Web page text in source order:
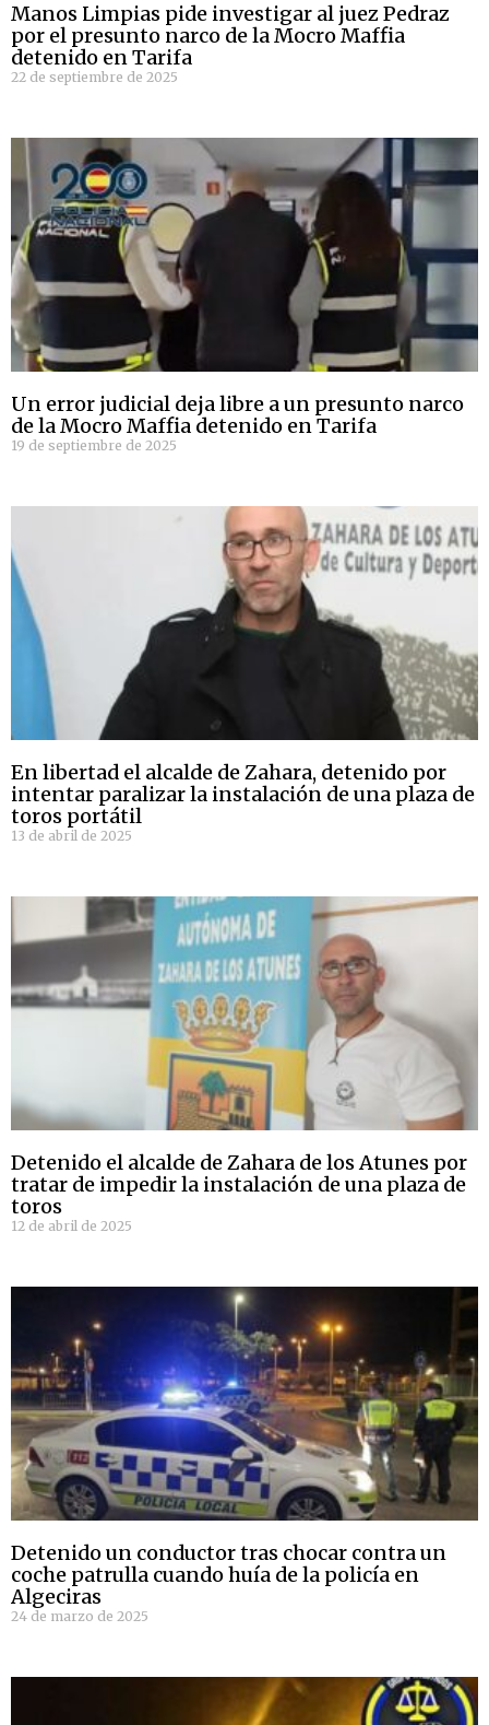
Manos Limpias pide investigar al juez Pedraz
por el presunto narco de la Mocro Maffia
detenido en Tarifa
22 de septiembre de 2025
Un error judicial deja libre a un presunto narco
de la Mocro Maffia detenido en Tarifa
19 de septiembre de 2025
En libertad el alcalde de Zahara, detenido por
intentar paralizar la instalación de una plaza de
toros portátil
13 de abril de 2025
Detenido el alcalde de Zahara de los Atunes por
tratar de impedir la instalación de una plaza de
toros
12 de abril de 2025
Detenido un conductor tras chocar contra un
coche patrulla cuando huía de la policía en
Algeciras
24 de marzo de 2025